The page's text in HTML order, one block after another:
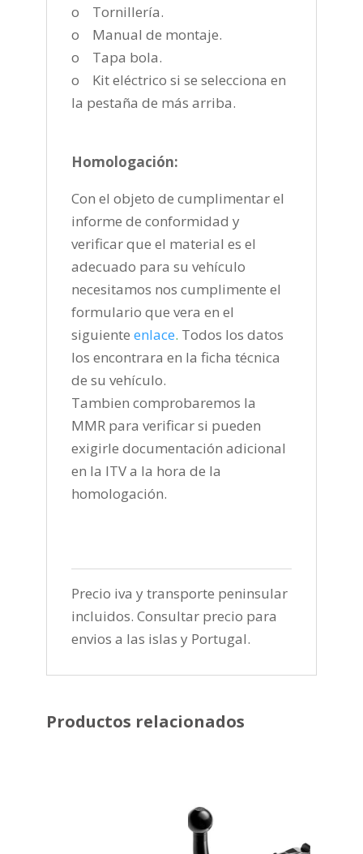
o Tornillería.
o Manual de montaje.
o Tapa bola.
o Kit eléctrico si se selecciona en
la pestaña de más arriba.
Homologación:
Con el objeto de cumplimentar el
informe de conformidad y
verificar que el material es el
adecuado para su vehículo
necesitamos nos cumplimente el
formulario que vera en el
siguiente enlace. Todos los datos
los encontrara en la ficha técnica
de su vehículo.
Tambien comprobaremos la
MMR para verificar si pueden
exigirle documentación adicional
en la ITV a la hora de la
homologación.
Precio iva y transporte peninsular
incluidos. Consultar precio para
envios a las islas y Portugal.
Productos relacionados